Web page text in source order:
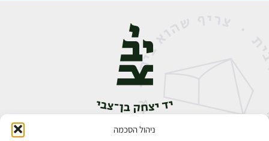
ניהול הסכמהאבן גבירול 14, רחביה, ירושלים